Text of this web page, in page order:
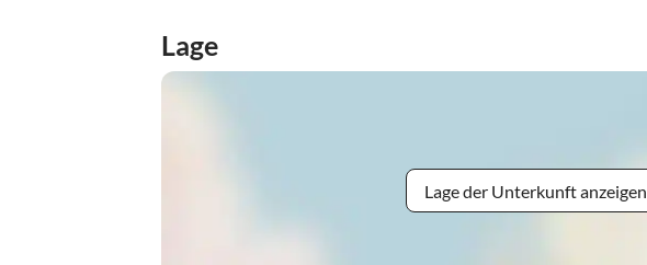
Lage
Lage der Unterkunft anzeigen